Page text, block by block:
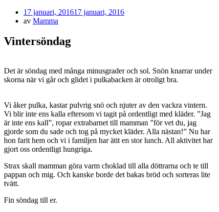
Publicerad
den
17 januari, 201617 januari, 2016
av Mamma
Vintersöndag
Det är söndag med många minusgrader och sol. Snön knarrar under
skorna när vi går och glidet i pulkabacken är otroligt bra.
Vi åker pulka, kastar pulvrig snö och njuter av den vackra vintern.
Vi blir inte ens kalla eftersom vi tagit på ordentligt med kläder. ”Jag
är inte ens kall”, ropar extrabarnet till mamman ”för vet du, jag
gjorde som du sade och tog på mycket kläder. Alla nästan!” Nu har
hon farit hem och vi i familjen har ätit en stor lunch. All aktivitet har
gjort oss ordentligt hungriga.
Strax skall mamman göra varm choklad till alla döttrarna och te till
pappan och mig. Och kanske borde det bakas bröd och sorteras lite
tvätt.
Fin söndag till er.